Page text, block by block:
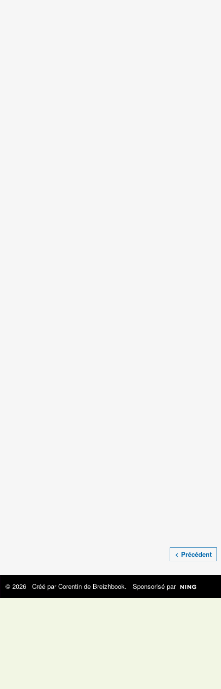
< Précédent
© 2026 Créé parCorentin de Breizhbook. Sponsorisé par